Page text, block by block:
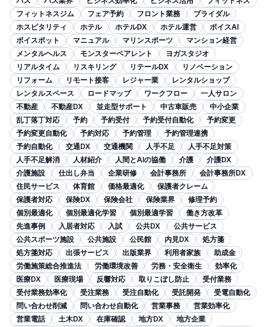
フィットネスジム
フェア予約 フロント業務
ブライダル
ホスピタリティ
ホテル ホテルDX ホテル運営
ボイスAI
ボイスボット
マニュアル マリンスポーツ
マンション経営
メンタルヘルス
モンスターペアレント
ヨガスタジオ
リアルタイム
リスキリング リテールDX
リノベーション
リフォーム
リモート接客 レジャー業
レンタルショップ
レンタルスペース
ロードマップ ワークフロー
一人サロン
不動産
不動産DX 並走型サポート 中古車販売
中小企業
乱丁落丁対応
予約 予約受付 予約受付自動化
予約変更
予約変更自動化
予約対応 予約管理
予約管理連携
予約自動化
交通DX 交通機関 人手不足
人手不足対策
人手不足解消
人材紹介 人間とAIの協働 介護
介護DX
介護施設
仕出し弁当 企業研修 会計事務所
会計事務所DX
住民サービス
体育館 価格最適化
保護者クレーム
保護者対応
保険DX 保険会社 保険業界
修理予約
個別最適化
個別最適化学習 個別最適学習
働き方改革
先進事例
入居者対応 入試 公共DX
公共サービス
公共スポーツ施設
公共施設 公民館 内見DX
処方箋
処方箋対応
出張サービス 出版業界 利用者家族
助成金
労働施策総合推進法
労働環境改善 労務・安全衛生
効率化
医療DX
医療現場 反響対応 取りこぼし防止
受付業務
受付業務効率化
受注業務 受注自動化 受託開発
受電自動化
問い合わせ削減
問い合わせ自動化 営業事務
営業効率化
営業電話
土木DX 在庫確認 地方DX
地方企業